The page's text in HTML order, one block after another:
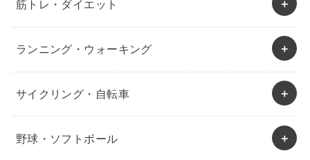
筋トレ・ダイエット
ランニング・ウォーキング
サイクリング・自転車
野球・ソフトボール